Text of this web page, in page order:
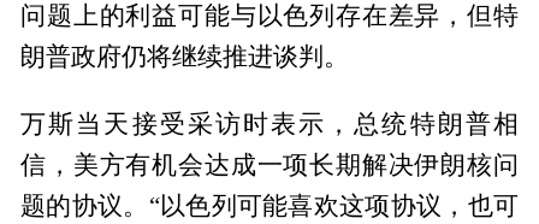
问题上的利益可能与以色列存在差异，但特
朗普政府仍将继续推进谈判。
万斯当天接受采访时表示，总统特朗普相
信，美方有机会达成一项长期解决伊朗核问
题的协议。“以色列可能喜欢这项协议，也可